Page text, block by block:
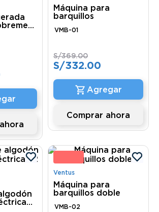
Máquina para
barquillos
VMB-01
S/369.00
S/332.00
Comprar ahora
Ventus
Máquina para
barquillos doble
VMB-02